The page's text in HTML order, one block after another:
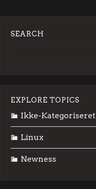
SEARCH
EXPLORE TOPICS
Ikke-Kategoriseret
Linux
Newness